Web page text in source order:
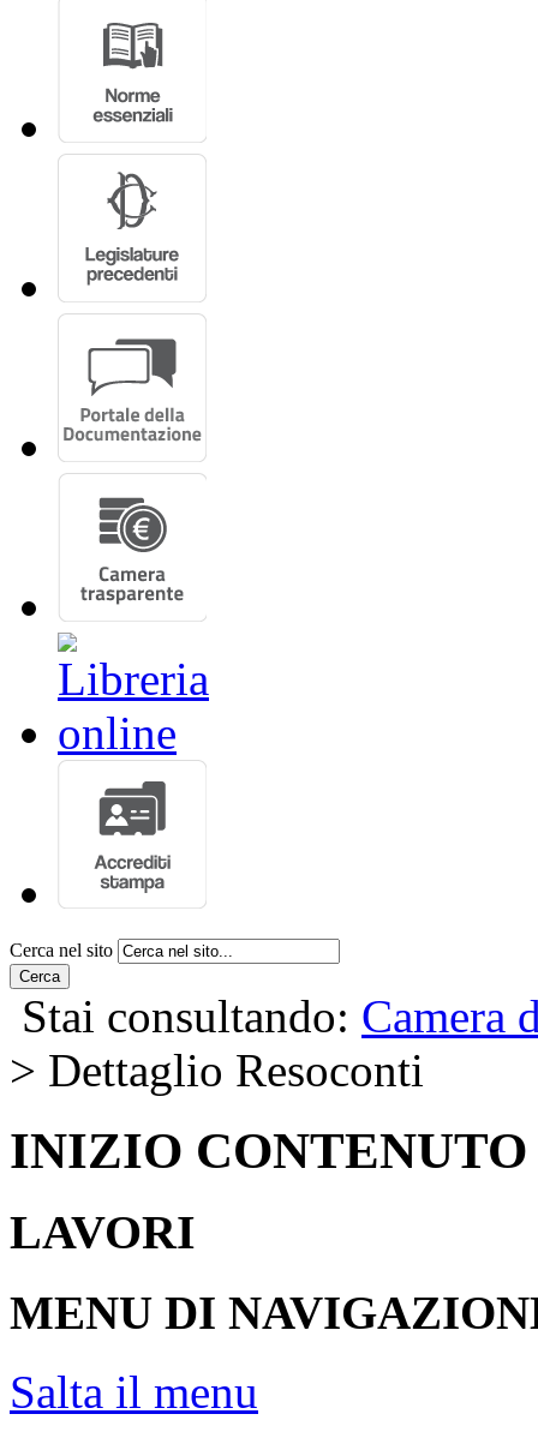
Cerca nel sito
Cerca
Stai consultando: Camera
> Dettaglio Resoconti
INIZIO CONTENUTO
LAVORI
MENU DI
Salta il menu